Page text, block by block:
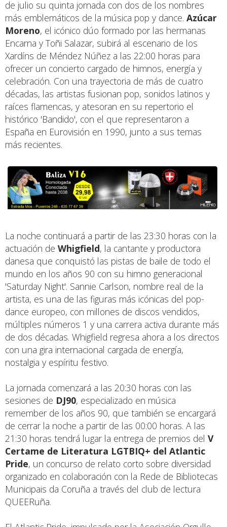
de julio su quinta jornada con dos de los nombres
más emblemáticos de la música pop y dance. Azúcar
Moreno, el icónico dúo formado por las hermanas
Encarna y Toñi Salazar, subirá al escenario de los
Xardíns de Méndez Núñez a las 22:00 horas para
ofrecer un concierto cargado de himnos, energía y
celebración. Con una trayectoria de más de cuatro
décadas, las artistas fusionan pop, sonidos latinos y
raíces flamencas, y atesoran en su repertorio el
histórico 'Bandido', con el que representaron a
España en Eurovisión en 1990, junto a sus temas
más recientes.
La noche continuará a partir de las 23:30 horas con la
actuación de Whigfield, la cantante y productora
danesa que conquistó las pistas de baile de todo el
mundo en los años 90 con su himno generacional
'Saturday Night'. Sannie Carlson, nombre real de la
artista, es una de las figuras más icónicas del pop-
dance europeo, con millones de discos vendidos,
múltiples números 1 y una carrera activa durante más
de dos décadas. Whigfield regresa ahora a los directos
con una gira internacional cargada de energía,
nostalgia y espíritu festivo.
La jornada comenzará a las 20:30 horas con las
sesiones de DJ90, especializado en música
remember de los años 90, que también se encargará
de cerrar la noche a partir de las 00:00 horas. A las
21:30 horas tendrá lugar la entrega de premios del V
Certame de Literatura LGTBIQ+ del Atlantic
Pride, un concurso de relato corto sobre diversidad
organizado en colaboración con la Rede de Bibliotecas
Municipais da Coruña a través del club de lectura
QUEERuña.